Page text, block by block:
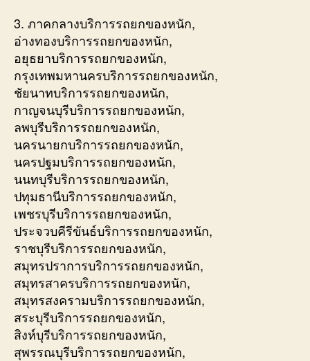
3. ภาคกลางบริการรถยกของหนัก,
อ่างทองบริการรถยกของหนัก,
อยุธยาบริการรถยกของหนัก,
กรุงเทพมหานครบริการรถยกของหนัก,
ชัยนาทบริการรถยกของหนัก,
กาญจนบุรีบริการรถยกของหนัก,
ลพบุรีบริการรถยกของหนัก,
นครนายกบริการรถยกของหนัก,
นครปฐมบริการรถยกของหนัก,
นนทบุรีบริการรถยกของหนัก,
ปทุมธานีบริการรถยกของหนัก,
เพชรบุรีบริการรถยกของหนัก,
ประจวบคีรีขันธ์บริการรถยกของหนัก,
ราชบุรีบริการรถยกของหนัก,
สมุทรปราการบริการรถยกของหนัก,
สมุทรสาครบริการรถยกของหนัก,
สมุทรสงครามบริการรถยกของหนัก,
สระบุรีบริการรถยกของหนัก,
สิงห์บุรีบริการรถยกของหนัก,
สุพรรณบุรีบริการรถยกของหนัก,